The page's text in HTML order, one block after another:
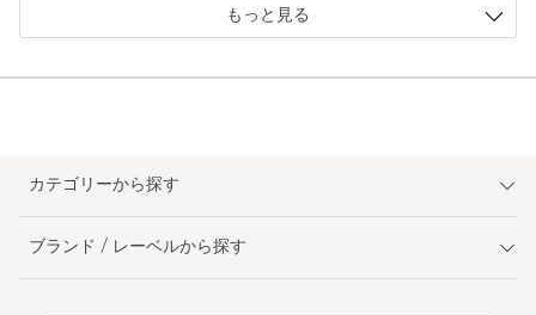
もっと見る
カテゴリーから探す
ブランド / レーベルから探す